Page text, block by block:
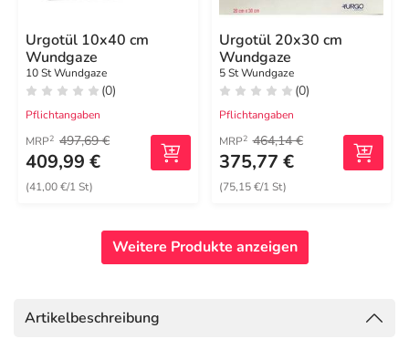
Urgotül 10x40 cm
Wundgaze
10 St Wundgaze
(0)
Pflichtangaben
MRP2 497,69 €
409,99 €
(41,00 €/1 St)
Urgotül 20x30 cm
Wundgaze
5 St Wundgaze
(0)
Pflichtangaben
MRP2 464,14 €
375,77 €
(75,15 €/1 St)
Weitere Produkte anzeigen
Artikelbeschreibung